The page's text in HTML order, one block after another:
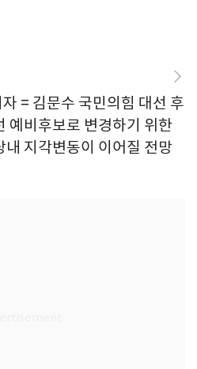
= 김문수 국민의힘 대선 후
예비후보로 변경하기 위한
내 지각변동이 이어질 전망